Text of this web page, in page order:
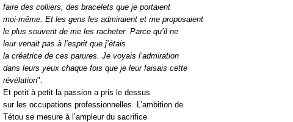
faire des colliers, des bracelets que je portaient
moi-même. Et les gens les admiraient et me proposaient
le plus souvent de me les racheter. Parce qu’il ne
leur venait pas à l’esprit que j’étais
la créatrice de ces parures. Je voyais l’admiration
dans leurs yeux chaque fois que je leur faisais cette
révélation".
Et petit à petit la passion a pris le dessus
sur les occupations professionnelles. L’ambition de
Tétou se mesure à l’ampleur du sacrifice